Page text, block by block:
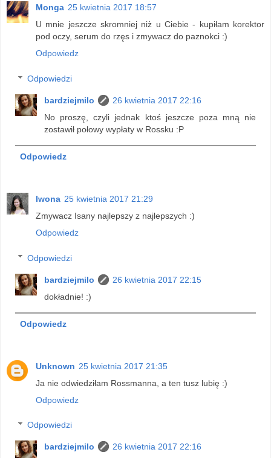
Monga 25 kwietnia 2017 18:57
U mnie jeszcze skromniej niż u Ciebie - kupiłam korektor
pod oczy, serum do rzęs i zmywacz do paznokci :)
Odpowiedz
Odpowiedzi
bardziejmilo
26 kwietnia 2017 22:16
No proszę, czyli jednak ktoś jeszcze poza mną nie
zostawił połowy wypłaty w Rossku :P
Odpowiedz
Iwona 25 kwietnia 2017 21:29
Zmywacz Isany najlepszy z najlepszych :)
Odpowiedz
Odpowiedzi
bardziejmilo
26 kwietnia 2017 22:15
dokładnie! :)
Odpowiedz
Unknown 25 kwietnia 2017 21:35
Ja nie odwiedziłam Rossmanna, a ten tusz lubię :)
Odpowiedz
Odpowiedzi
bardziejmilo
26 kwietnia 2017 22:16